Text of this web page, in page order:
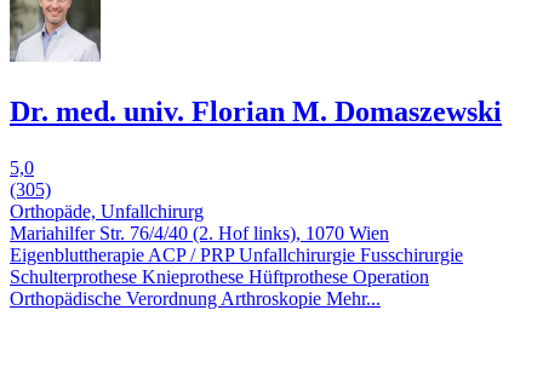
Dr. med. univ. Florian M. Domaszewski
5,0
(305)
Orthopäde, Unfallchirurg
Mariahilfer Str. 76/4/40 (2. Hof links), 1070 Wien
Eigenbluttherapie ACP / PRPUnfallchirurgie Fusschirurgie
Schulterprothese Knieprothese Hüftprothese Operation
Orthopädische Verordnung Arthroskopie Mehr...